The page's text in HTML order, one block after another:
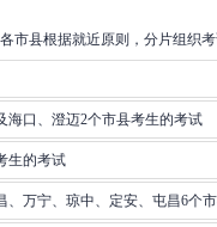
市县根据就近原则，分片组织
海口、澄迈2个市县考生的考试
生的考试
、万宁、琼中、定安、屯昌6个